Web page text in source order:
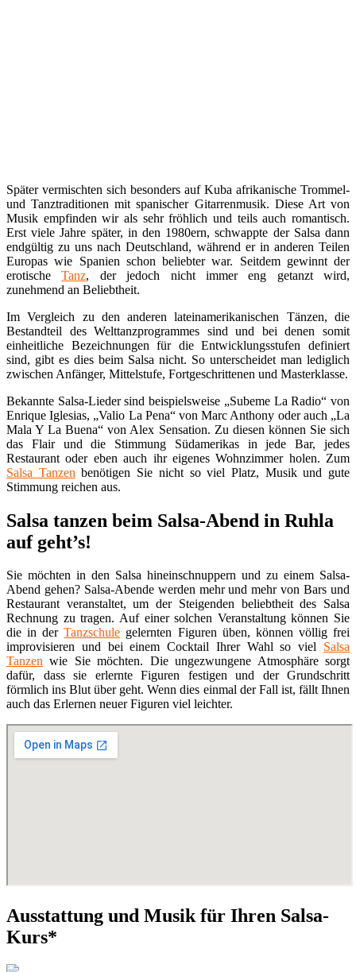
Später vermischten sich besonders auf Kuba afrikanische Trommel-
und Tanztraditionen mit spanischer Gitarrenmusik. Diese Art von
Musik empfinden wir als sehr fröhlich und teils auch romantisch.
Erst viele Jahre später, in den 1980ern, schwappte der Salsa dann
endgültig zu uns nach Deutschland, während er in anderen Teilen
Europas wie Spanien schon beliebter war. Seitdem gewinnt der
erotischeTanz, der jedoch nicht immer eng getanzt wird,
zunehmend an Beliebtheit.
Im Vergleich zu den anderen lateinamerikanischen Tänzen, die
Bestandteil des Welttanzprogrammes sind und bei denen somit
einheitliche Bezeichnungen für die Entwicklungsstufen definiert
sind, gibt es dies beim Salsa nicht. So unterscheidet man lediglich
zwischen Anfänger, Mittelstufe, Fortgeschrittenen und Masterklasse.
Bekannte Salsa-Lieder sind beispielsweise „Subeme La Radio“ von
Enrique Iglesias, „Valio La Pena“ von Marc Anthony oder auch „La
Mala Y La Buena“ von Alex Sensation. Zu diesen können Sie sich
das Flair und die Stimmung Südamerikas in jede Bar, jedes
Restaurant oder eben auch ihr eigenes Wohnzimmer holen. Zum
Salsa Tanzen benötigen Sie nicht so viel Platz, Musik und gute
Stimmung reichen aus.
Salsa tanzen beim Salsa-Abend in Ruhla
auf geht’s!
Sie möchten in den Salsa hineinschnuppern und zu einem Salsa-
Abend gehen? Salsa-Abende werden mehr und mehr von Bars und
Restaurant veranstaltet, um der Steigenden beliebtheit des Salsa
Rechnung zu tragen. Auf einer solchen Veranstaltung können Sie
die in derTanzschule gelernten Figuren üben, können völlig frei
improvisieren und bei einem Cocktail Ihrer Wahl so viel Salsa
Tanzen wie Sie möchten. Die ungezwungene Atmosphäre sorgt
dafür, dass sie erlernte Figuren festigen und der Grundschritt
förmlich ins Blut über geht. Wenn dies einmal der Fall ist, fällt Ihnen
auch das Erlernen neuer Figuren viel leichter.
Ausstattung und Musik für Ihren Salsa-
Kurs*